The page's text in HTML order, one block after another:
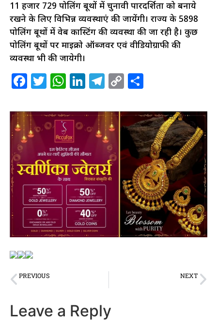
11 हजार 729 पोलिंग बूथों में चुनावी पारदर्शिता को बनाये
रखने के लिए विभिन्न व्यवस्थाएं की जायेंगी। राज्य के 5898
पोलिंग बूथों में वेब कास्टिंग की व्यवस्था की जा रही है। कुछ
पोलिंग बूथों पर माइक्रो ऑर्ब्जवर एवं वीडियोग्राफी की
व्यवस्था भी की जायेगी।
Facebook
Twitter
WhatsApp
LinkedIn
Telegram
Copy
PREVIOUS NEXT
Leave a Reply